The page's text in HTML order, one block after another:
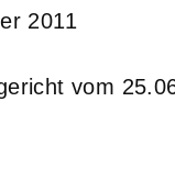
2011
vom